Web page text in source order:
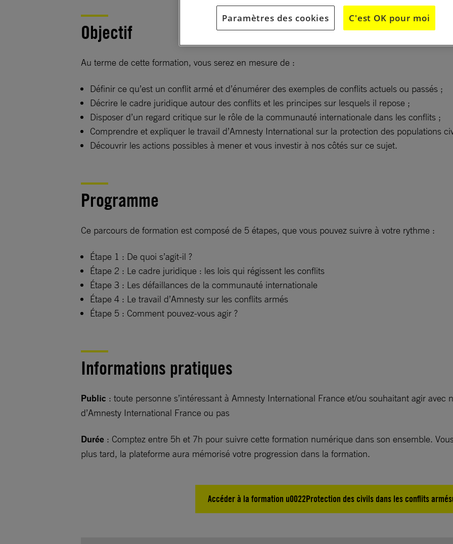
Objectif
Au terme de cette formation, vous serez en mesure de :
Définir ce qu’est un conflit armé et d’énumérer des exemples de conflits actuels ou passés ;
Décrire le cadre juridique autour des conflits et les principes sur lesquels il repose ;
Disposer d’un regard critique sur le rôle de la communauté internationale dans les conflits ;
Comprendre et expliquer le travail d’Amnesty International sur la protection des populations
Découvrir les actions possibles à mener et vous investir à nos côtés sur ce sujet.
Programme
Ce parcours de formation est composé de 5 étapes, que vous pouvez suivre à votre rythme :
Étape 1 : De quoi s’agit-il ?
Étape 2 : Le cadre juridique : les lois qui régissent les conflits
Étape 3 : Les défaillances de la communauté internationale
Étape 4 : Le travail d’Amnesty sur les conflits armés
Étape 5 : Comment pouvez-vous agir ?
Informations pratiques
Public : toute personne s’intéressant à Amnesty International France et/ou souhaitant agir
d’Amnesty International France ou pas
Durée : Comptez entre 5h et 7h pour suivre cette formation numérique dans son ensemble.
plus tard, la plateforme aura mémorisé votre progression dans la formation.
Accéder à la formation u0022Protection des civils dans les conflits
Paramètres des cookies C'est OK pour moi